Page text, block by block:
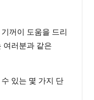
꺼이 도움을 드리
여러분과 같은
있는 몇 가지 단